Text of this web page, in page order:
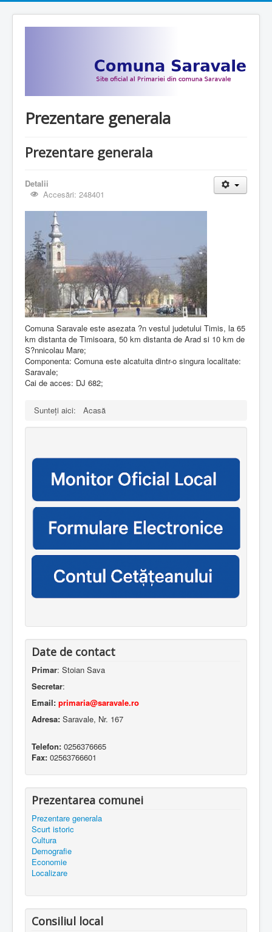
Prezentare generala
Prezentare generala
Detalii
Accesări: 248401
Comuna Saravale este asezata ?n vestul judetului Timis, la 65
km distanta de Timisoara, 50 km distanta de Arad si 10 km de
S?nnicolau Mare;
Componenta: Comuna este alcatuita dintr-o singura localitate:
Saravale;
Cai de acces: DJ 682;
Sunteți aici: Acasă
Date de contact
Primar: Stoian Sava
Secretar:
Email: primaria@saravale.ro
Adresa: Saravale, Nr. 167
Telefon: 0256376665
Fax: 02563766601
Prezentarea comunei
Prezentare generala
Scurt istoric
Cultura
Demografie
Economie
Localizare
Consiliul local